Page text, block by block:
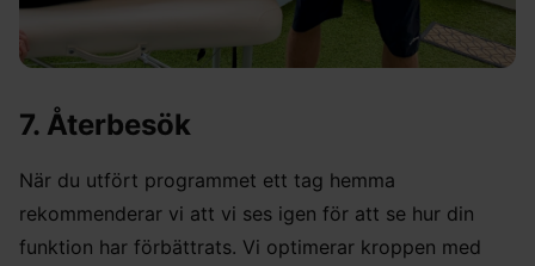
7. Återbesök
När du utfört programmet ett tag hemma
rekommenderar vi att vi ses igen för att se hur din
funktion har förbättrats. Vi optimerar kroppen med